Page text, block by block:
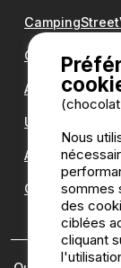
Groupe
Antilope VAN
Une question ?
Annuaire des
Guide camping
Nous
sommes
des
ciblées
cliquant